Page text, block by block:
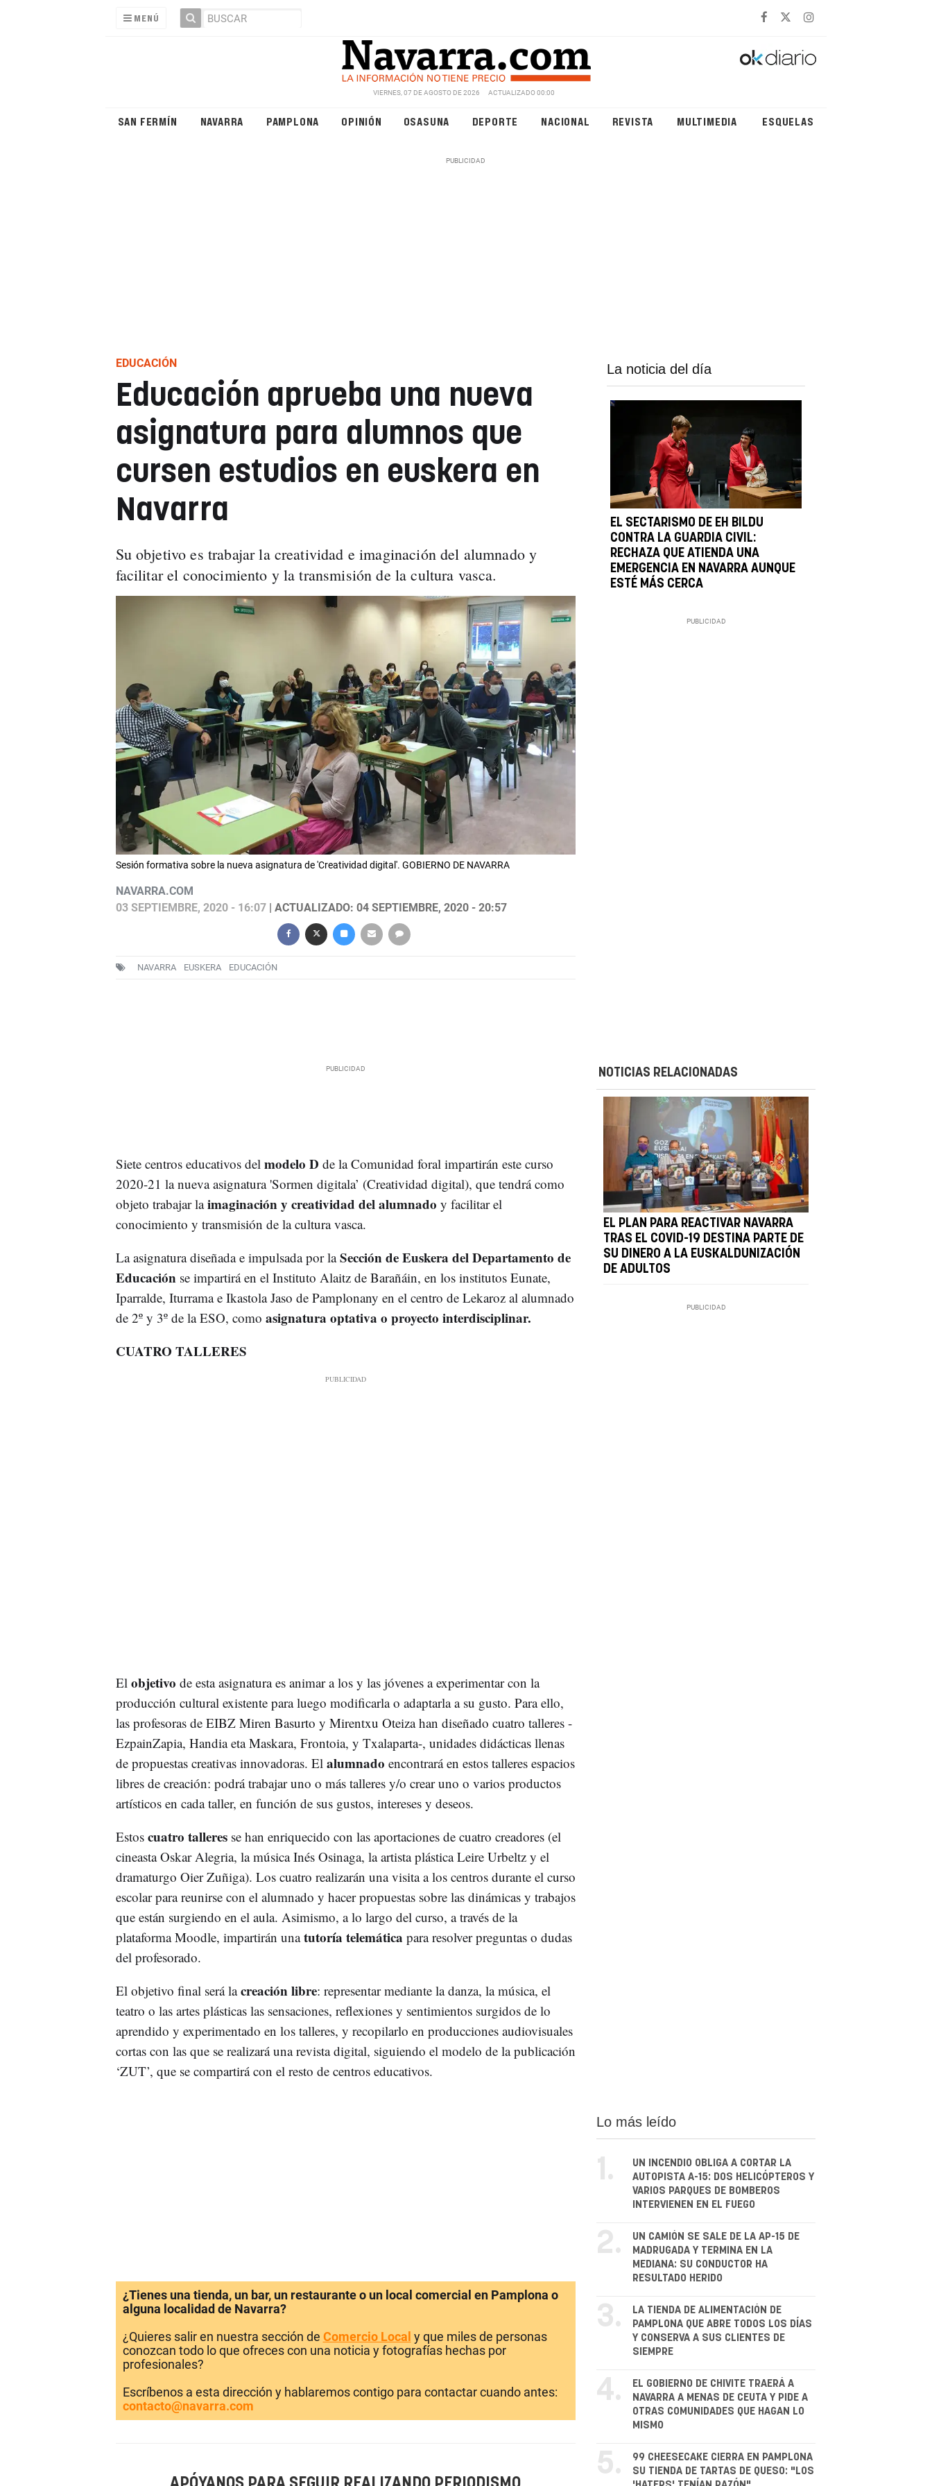
MENÚ
VIERNES, 07 DE AGOSTO DE 2026 ACTUALIZADO 00:00
SAN FERMÍN NAVARRA PAMPLONA OPINIÓN OSASUNA DEPORTE NACIONAL REVISTA MULTIMEDIA ESQUELAS
EDUCACIÓN
Educación aprueba una nueva
asignatura para alumnos que
cursen estudios en euskera en
Navarra
Su objetivo es trabajar la creatividad e imaginación del alumnado y
facilitar el conocimiento y la transmisión de la cultura vasca.
Sesión formativa sobre la nueva asignatura de 'Creatividad digital'. GOBIERNO DE NAVARRA
NAVARRA.COM
03 SEPTIEMBRE, 2020 - 16:07| ACTUALIZADO: 04 SEPTIEMBRE, 2020 - 20:57
NAVARRA EUSKERA EDUCACIÓN
La noticia del día
EL SECTARISMO DE EH BILDU
CONTRA LA GUARDIA CIVIL:
RECHAZA QUE ATIENDA UNA
EMERGENCIA EN NAVARRA AUNQUE
ESTÉ MÁS CERCA
Siete centros educativos del modelo D de la Comunidad foral impartirán este curso
2020-21 la nueva asignatura 'Sormen digitala’ (Creatividad digital), que tendrá como
objeto trabajar laimaginación y creatividad del alumnado y facilitar el
conocimiento y transmisión de la cultura vasca.
La asignatura diseñada e impulsada por laSección de Euskera del Departamento de
Educación se impartirá en el Instituto Alaitz de Barañáin, en los institutos Eunate,
Iparralde, Iturrama e Ikastola Jaso de Pamplonany en el centro de Lekaroz al alumnado
de 2º y 3º de la ESO, como asignatura optativa o proyecto interdisciplinar.
CUATRO TALLERES
El objetivo de esta asignatura es animar a los y las jóvenes a experimentar con la
producción cultural existente para luego modificarla o adaptarla a su gusto. Para ello,
las profesoras de EIBZ Miren Basurto y Mirentxu Oteiza han diseñado cuatro talleres -
EzpainZapia, Handia eta Maskara, Frontoia, y Txalaparta-, unidades didácticas llenas
de propuestas creativas innovadoras. El alumnado encontrará en estos talleres espacios
libres de creación: podrá trabajar uno o más talleres y/o crear uno o varios productos
artísticos en cada taller, en función de sus gustos, intereses y deseos.
Estos cuatro talleresse han enriquecido con las aportaciones de cuatro creadores (el
cineasta Oskar Alegria, la música Inés Osinaga, la artista plástica Leire Urbeltz y el
dramaturgo Oier Zuñiga). Los cuatro realizarán una visita a los centros durante el curso
escolar para reunirse con el alumnado y hacer propuestas sobre las dinámicas y trabajos
que están surgiendo en el aula. Asimismo, a lo largo del curso, a través de la
plataforma Moodle, impartirán unatutoría telemática para resolver preguntas o dudas
del profesorado.
El objetivo final será lacreación libre: representar mediante la danza, la música, el
teatro o las artes plásticas las sensaciones, reflexiones y sentimientos surgidos de lo
aprendido y experimentado en los talleres, y recopilarlo en producciones audiovisuales
cortas con las que se realizará una revista digital, siguiendo el modelo de la publicación
‘ZUT’, que se compartirá con el resto de centros educativos.
NOTICIAS RELACIONADAS
EL PLAN PARA REACTIVAR NAVARRA
TRAS EL COVID-19 DESTINA PARTE DE
SU DINERO A LA EUSKALDUNIZACIÓN
DE ADULTOS
¿Tienes una tienda, un bar, un restaurante o un local comercial en Pamplona o
alguna localidad de Navarra?
¿Quieres salir en nuestra sección de Comercio Local y que miles de personas
conozcan todo lo que ofreces con una noticia y fotografías hechas por
profesionales?
Escríbenos a esta dirección y hablaremos contigo para contactar cuando antes:
contacto@navarra.com
Lo más leído
1.
UN INCENDIO OBLIGA A CORTAR LA
AUTOPISTA A-15: DOS HELICÓPTEROS Y
VARIOS PARQUES DE BOMBEROS
INTERVIENEN EN EL FUEGO
2.
UN CAMIÓN SE SALE DE LA AP-15 DE
MADRUGADA Y TERMINA EN LA
MEDIANA: SU CONDUCTOR HA
RESULTADO HERIDO
3.
LA TIENDA DE ALIMENTACIÓN DE
PAMPLONA QUE ABRE TODOS LOS DÍAS
Y CONSERVA A SUS CLIENTES DE
SIEMPRE
4.
EL GOBIERNO DE CHIVITE TRAERÁ A
NAVARRA A MENAS DE CEUTA Y PIDE A
OTRAS COMUNIDADES QUE HAGAN LO
MISMO
5.
99 CHEESECAKE CIERRA EN PAMPLONA
SU TIENDA DE TARTAS DE QUESO: "LOS